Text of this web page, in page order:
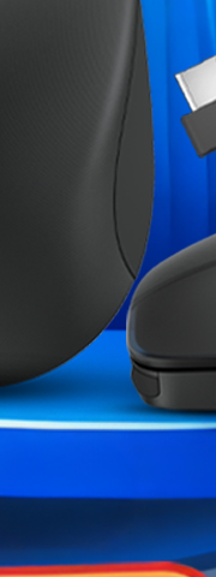
spécifiques
X ASUS